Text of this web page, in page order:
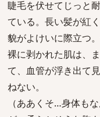
睫毛を伏せてじっと
ている。長い髪が紅
貌がよけいに際立つ
裸に剥かれた肌は、
て、血管が浮き出て
ねない。
（ああくそ…身体も